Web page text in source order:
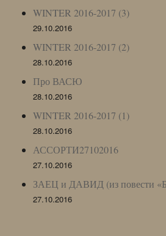
WINTER 2016-2017 (3)
29.10.2016
WINTER 2016-2017 (2)
28.10.2016
Про ВАСЮ
28.10.2016
WINTER 2016-2017 (1)
28.10.2016
АССОРТИ27102016
27.10.2016
ЗАЕЦ и ДАВИД (из повести
27.10.2016